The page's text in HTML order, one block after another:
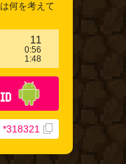
何を考えて
11
0:56
1:48
*318321